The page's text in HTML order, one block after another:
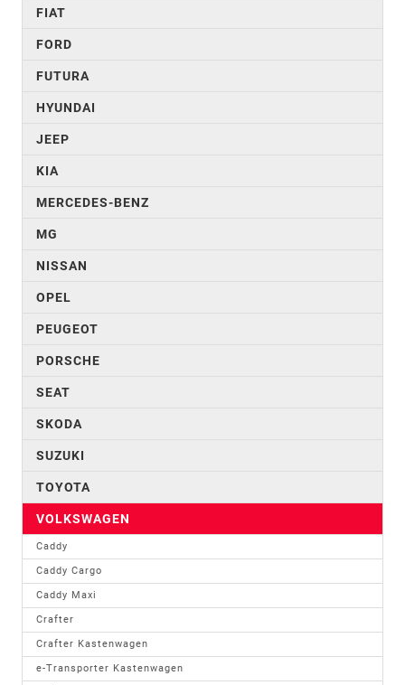
FIAT
FORD
FUTURA
HYUNDAI
JEEP
KIA
MERCEDES-BENZ
MG
NISSAN
OPEL
PEUGEOT
PORSCHE
SEAT
SKODA
SUZUKI
TOYOTA
VOLKSWAGEN
Caddy
Caddy Cargo
Caddy Maxi
Crafter
Crafter Kastenwagen
e-Transporter Kastenwagen